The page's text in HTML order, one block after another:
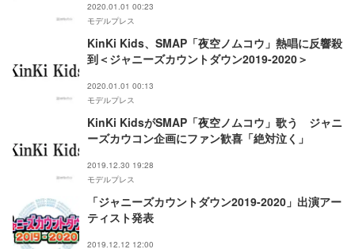
2020.01.01 00:23
モデルプレス
KinKi Kids、SMAP「夜空ノムコウ」熱唱に反響殺
到＜ジャニーズカウントダウン2019-2020＞
2020.01.01 00:13
モデルプレス
KinKi KidsがSMAP「夜空ノムコウ」歌う ジャニ
ーズカウコン企画にファン歓喜「絶対泣く」
2019.12.30 19:28
モデルプレス
「ジャニーズカウントダウン2019-2020」出演アー
ティスト発表
2019.12.12 12:00